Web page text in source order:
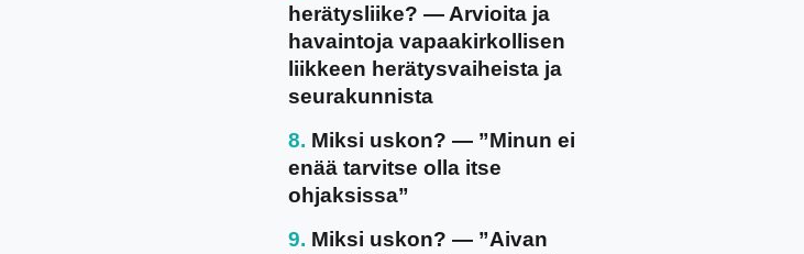
herätysliike? — Arvioita ja
havaintoja vapaakirkollisen
liikkeen herätysvaiheista ja
seurakunnista
Miksi uskon? — ”Minun ei
enää tarvitse olla itse
ohjaksissa”
Miksi uskon? — ”Aivan